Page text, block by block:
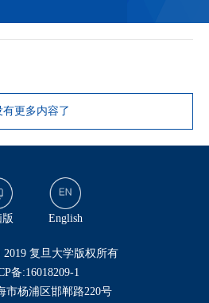
有更多内容了
版 English
复旦大学版权所有
备:16018209-1
市杨浦区邯郸路220号